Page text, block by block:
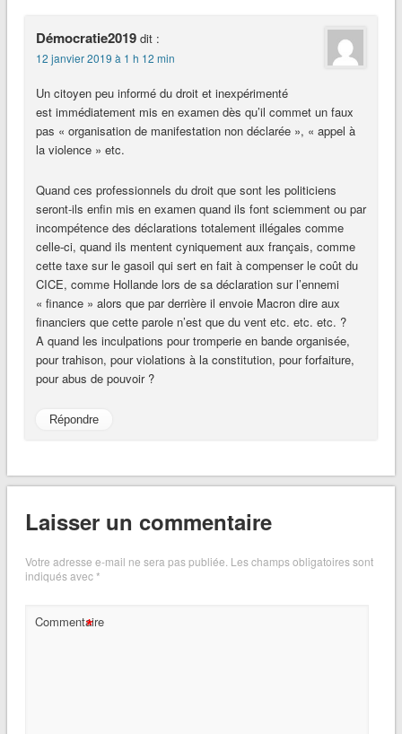
Démocratie2019 dit :
12 janvier 2019 à 1 h 12 min
Un citoyen peu informé du droit et inexpérimenté
est immédiatement mis en examen dès qu’il commet un faux
pas « organisation de manifestation non déclarée », « appel à
la violence » etc.
Quand ces professionnels du droit que sont les politiciens
seront-ils enfin mis en examen quand ils font sciemment ou par
incompétence des déclarations totalement illégales comme
celle-ci, quand ils mentent cyniquement aux français, comme
cette taxe sur le gasoil qui sert en fait à compenser le coût du
CICE, comme Hollande lors de sa déclaration sur l’ennemi
« finance » alors que par derrière il envoie Macron dire aux
financiers que cette parole n’est que du vent etc. etc. etc. ?
A quand les inculpations pour tromperie en bande organisée,
pour trahison, pour violations à la constitution, pour forfaiture,
pour abus de pouvoir ?
Répondre
Laisser un commentaire
Votre adresse e-mail ne sera pas publiée. Les champs obligatoires sont
indiqués avec*
Commentaire
*